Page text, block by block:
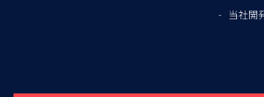
当社開